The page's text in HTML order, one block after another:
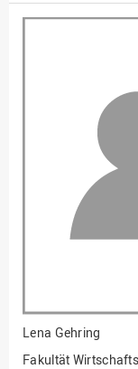
und Informatik
Fakultät
Kultur und Technik
Fakultät
Finanzen
Gesellschaftliches
Engagement
Lena Gehring
Fakultät